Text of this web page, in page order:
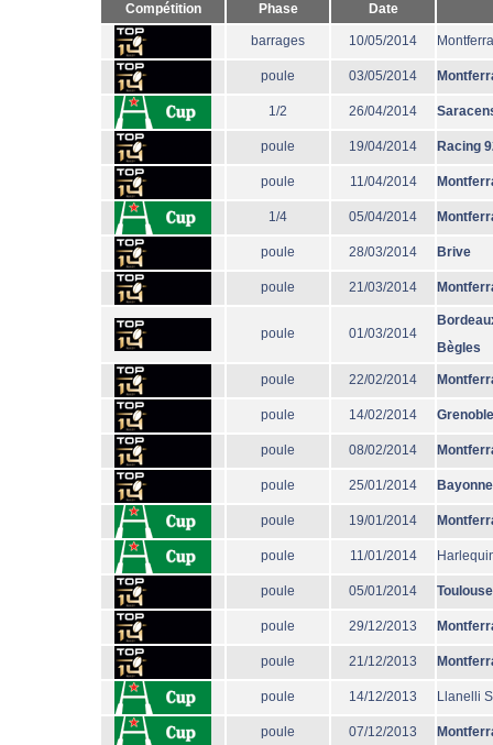
Compétition Phase Date
barrages 10/05/2014
poule 03/05/2014
1/2 26/04/2014
poule 19/04/2014 Racing
poule 11/04/2014
1/4 05/04/2014
poule 28/03/2014 Brive
poule 21/03/2014
poule 01/03/2014
Bègles
poule 22/02/2014
poule 14/02/2014 Grenoble
poule 08/02/2014
poule 25/01/2014 Bayonne
poule 19/01/2014
poule 11/01/2014
poule 05/01/2014 Toulouse
poule 29/12/2013
poule 21/12/2013
poule 14/12/2013 Llanelli
poule 07/12/2013